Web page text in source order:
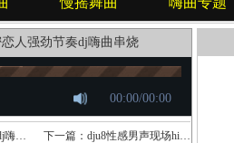
人强劲节奏dj嗨曲串烧
烧 下一篇： dju8性感男声现场hip说唱